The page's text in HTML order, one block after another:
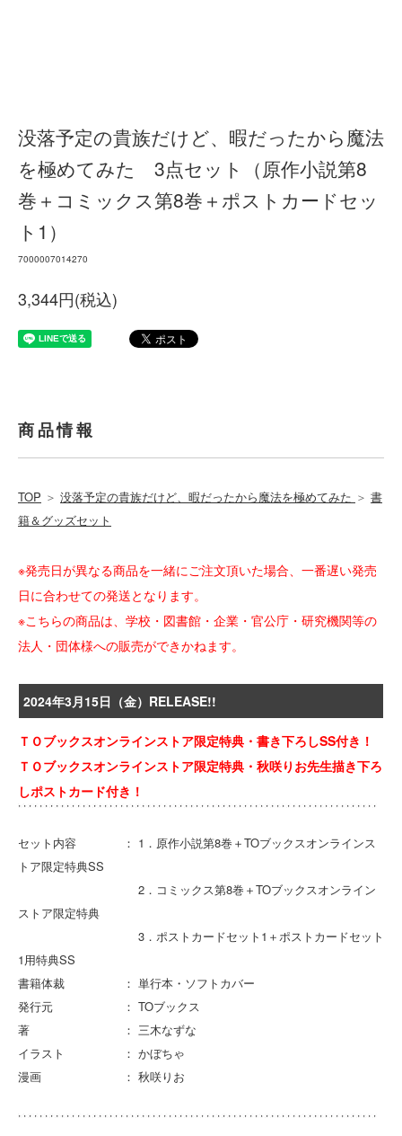
没落予定の貴族だけど、暇だったから魔法
を極めてみた 3点セット（原作小説第8
巻＋コミックス第8巻＋ポストカードセッ
ト1）
7000007014270
3,344円(税込)
商品情報
TOP ＞ 没落予定の貴族だけど、暇だったから魔法を極めてみた ＞ 書
籍＆グッズセット
※発売日が異なる商品を一緒にご注文頂いた場合、一番遅い発売
日に合わせての発送となります。
※こちらの商品は、学校・図書館・企業・官公庁・研究機関等の
法人・団体様への販売ができかねます。
2024年3月15日（金）RELEASE!!
ＴＯブックスオンラインストア限定特典・書き下ろしSS付き！
ＴＯブックスオンラインストア限定特典・秋咲りお先生描き下ろ
しポストカード付き！
セット内容 ： 1．原作小説第8巻＋TOブックスオンラインス
トア限定特典SS
2．コミックス第8巻＋TOブックスオンライン
ストア限定特典
3．ポストカードセット1＋ポストカードセット
1用特典SS
書籍体裁 ： 単行本・ソフトカバー
発行元 ： TOブックス
著 ： 三木なずな
イラスト ： かぼちゃ
漫画 ： 秋咲りお